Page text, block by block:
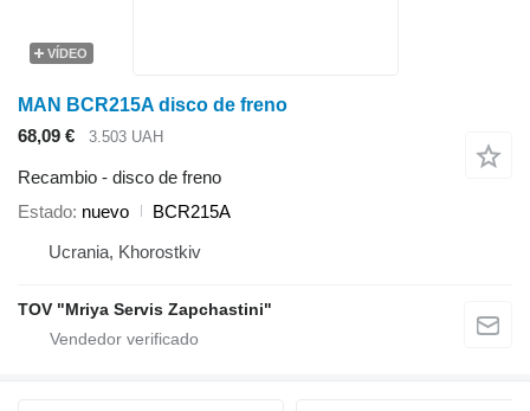
VÍDEO
MAN BCR215A disco de freno
68,09 €
3.503 UAH
Recambio - disco de freno
Estado nuevo
BCR215A
Ucrania, Khorostkiv
TOV "Mriya Servis Zapchastini"